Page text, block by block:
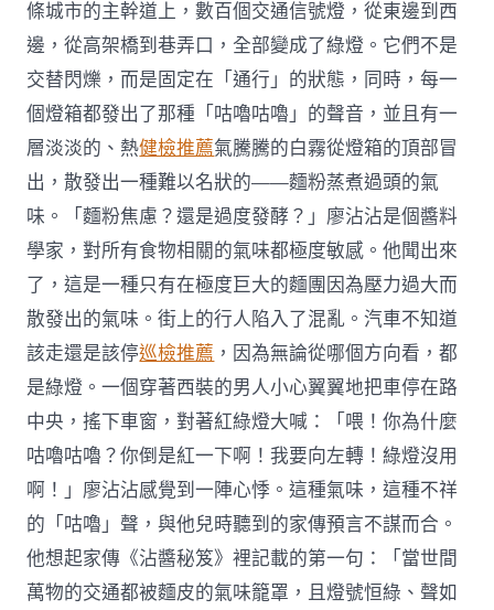
條城市的主幹道上，數百個交通信號燈，從東邊到西
邊，從高架橋到巷弄口，全部變成了綠燈。它們不是
交替閃爍，而是固定在「通行」的狀態，同時，每一
個燈箱都發出了那種「咕嚕咕嚕」的聲音，並且有一
層淡淡的、熱健檢推薦氣騰騰的白霧從燈箱的頂部冒
出，散發出一種難以名狀的——麵粉蒸煮過頭的氣
味。「麵粉焦慮？還是過度發酵？」廖沾沾是個醬料
學家，對所有食物相關的氣味都極度敏感。他聞出來
了，這是一種只有在極度巨大的麵團因為壓力過大而
散發出的氣味。街上的行人陷入了混亂。汽車不知道
該走還是該停巡檢推薦 ，因為無論從哪個方向看，都
是綠燈。一個穿著西裝的男人小心翼翼地把車停在路
中央，搖下車窗，對著紅綠燈大喊：「喂！你為什麼
咕嚕咕嚕？你倒是紅一下啊！我要向左轉！綠燈沒用
啊！」廖沾沾感覺到一陣心悸。這種氣味，這種不祥
的「咕嚕」聲，與他兒時聽到的家傳預言不謀而合。
他想起家傳《沾醬秘笈》裡記載的第一句：「當世間
萬物的交通都被麵皮的氣味籠罩，且燈號恒綠、聲如